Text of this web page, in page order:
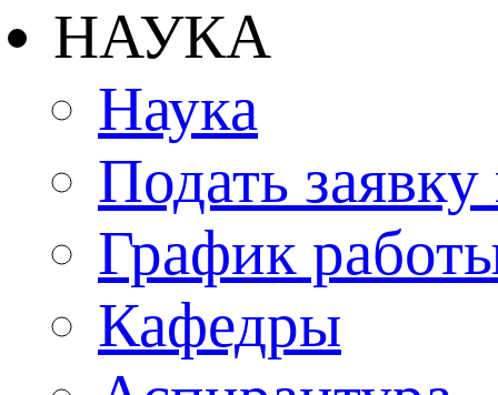
НАУКА
Наука
Подать
График
Кафедры